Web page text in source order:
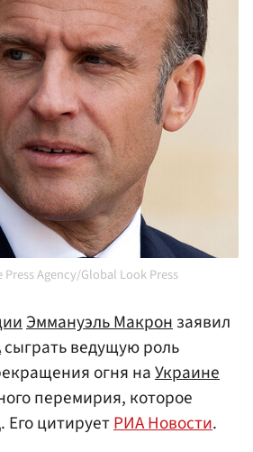
Agency/Global Look Press
Эммануэль Макронзаявил
сыграть ведущую роль
огня наУкраине
перемирия, которое
цитируетРИА Новости.